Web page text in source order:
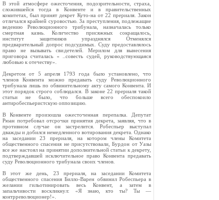
В этой атмосфере ожесточения, подозрительности, страха,
сложившейся тогда в Конвенте и в правительственных
комитетах, был принят декрет Куто‑на от 22 прериаля. Закон
отличался крайней суровостью. За преступления, подлежащие
ведению Революционного трибунала, назначалась только
смертная казнь. Количество присяжных сокращалось,
институт защитников упразднялся Отменялся
предварительный допрос подсудимых. Суду предоставлялось
право не вызывать свидетелей. Мерилом для вынесения
приговора считалась « ..совесть судей, руководствующаяся
любовью к отечеству».
Декретом от 5 апреля 1793 года было установлено, что
членов Конвента можно предавать суду Революционного
трибунала лишь по обвинительному акту самого Конвента. И
этот порядок строго соблюдался. В законе 22 прериаля такой
статьи не было, что больше всего обеспокоило
антиробеспьеристскую оппозицию.
В Конвенте произошла ожесточенная перепалка. Депутат
Рюан потребовал отсрочки принятия декрета, заявляя, что в
противном случае он застрелится. Робеспьер выступал
дважды и добился немедленного вотирования декрета. Однако
на заседании 23 прериаля, на котором члены Комитета
общественного спасения не присутствовали, Бурдон от Уазы
все же настоял на принятии дополнительной статьи к декрету,
подтверждавшей исключительное право Конвента предавать
суду Революционного трибунала своих членов.
В этот же день, 23 прериаля, на заседании Комитета
общественного спасения Билло‑Варен обвинил Робеспьера в
желании гильотинировать весь Конвент, а затем в
запальчивости воскликнул: «Я знаю, кто ты? Ты —
контрреволюционер!».